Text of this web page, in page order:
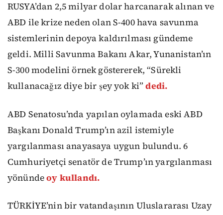
RUSYA’dan 2,5 milyar dolar harcanarak alınan ve
ABD ile krize neden olan S-400 hava savunma
sistemlerinin depoya kaldırılması gündeme
geldi. Milli Savunma Bakanı Akar, Yunanistan’ın
S-300 modelini örnek göstererek, “Sürekli
kullanacağız diye bir şey yok ki”dedi.
ABD Senatosu’nda yapılan oylamada eski ABD
Başkanı Donald Trump’ın azil istemiyle
yargılanması anayasaya uygun bulundu. 6
Cumhuriyetçi senatör de Trump’ın yargılanması
yönündeoy kullandı.
TÜRKİYE’nin bir vatandaşının Uluslararası Uzay